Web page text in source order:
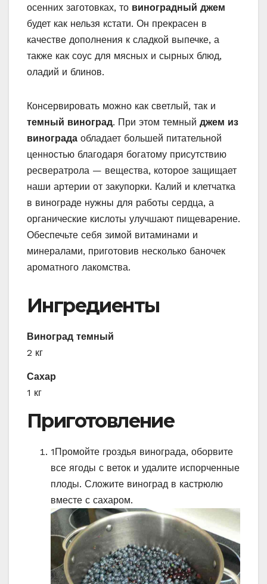
осенних заготовках, то виноградный джем
будет как нельзя кстати. Он прекрасен в
качестве дополнения к сладкой выпечке, а
также как соус для мясных и сырных блюд,
оладий и блинов.
Консервировать можно как светлый, так и
темный виноград. При этом темный джем из
винограда обладает большей питательной
ценностью благодаря богатому присутствию
ресвератрола — вещества, которое защищает
наши артерии от закупорки. Калий и клетчатка
в винограде нужны для работы сердца, а
органические кислоты улучшают пищеварение.
Обеспечьте себя зимой витаминами и
минералами, приготовив несколько баночек
ароматного лакомства.
Ингредиенты
Виноград темный
2 кг
Сахар
1 кг
Приготовление
1Промойте гроздья винограда, оборвите
все ягоды с веток и удалите испорченные
плоды. Сложите виноград в кастрюлю
вместе с сахаром.